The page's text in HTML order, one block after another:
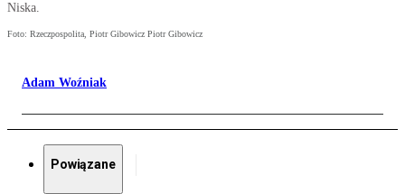
Niska.
Foto: Rzeczpospolita, Piotr Gibowicz Piotr Gibowicz
Adam Woźniak
Powiązane